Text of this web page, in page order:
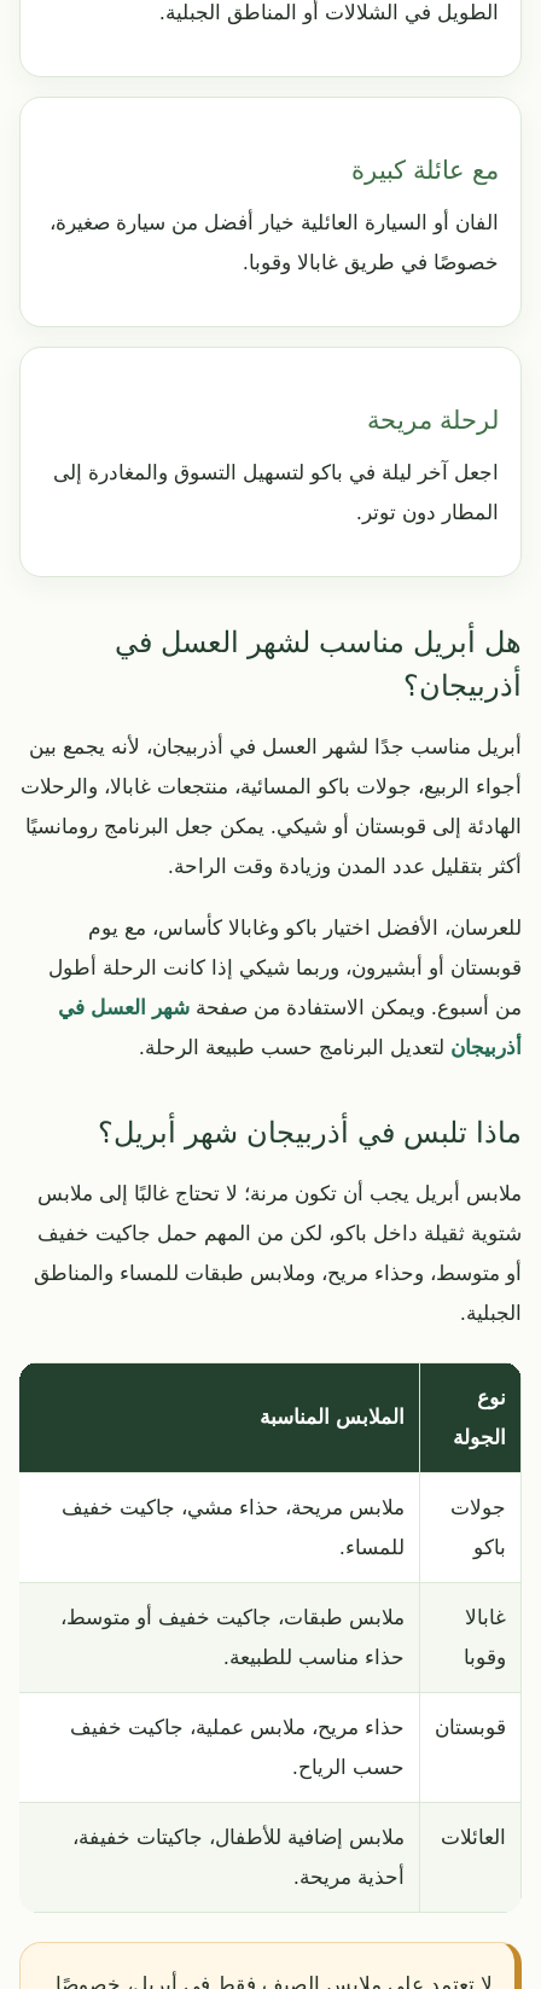
الطويل في الشلالات أو المناطق الجبلية.
مع عائلة كبيرة
الفان أو السيارة العائلية خيار أفضل من سيارة صغيرة،
خصوصًا في طريق غابالا وقوبا.
لرحلة مريحة
اجعل آخر ليلة في باكو لتسهيل التسوق والمغادرة إلى
المطار دون توتر.
هل أبريل مناسب لشهر العسل في
أذربيجان؟
أبريل مناسب جدًا لشهر العسل في أذربيجان، لأنه يجمع بين
أجواء الربيع، جولات باكو المسائية، منتجعات غابالا، والرحلات
الهادئة إلى قوبستان أو شيكي. يمكن جعل البرنامج رومانسيًا
أكثر بتقليل عدد المدن وزيادة وقت الراحة.
للعرسان، الأفضل اختيار باكو وغابالا كأساس، مع يوم
قوبستان أو أبشيرون، وربما شيكي إذا كانت الرحلة أطول
من أسبوع. ويمكن الاستفادة من صفحة شهر العسل في
أذربيجان لتعديل البرنامج حسب طبيعة الرحلة.
ماذا تلبس في أذربيجان شهر أبريل؟
ملابس أبريل يجب أن تكون مرنة؛ لا تحتاج غالبًا إلى ملابس
شتوية ثقيلة داخل باكو، لكن من المهم حمل جاكيت خفيف
أو متوسط، وحذاء مريح، وملابس طبقات للمساء والمناطق
الجبلية.
نوع
الجولة
الملابس المناسبة
جولات
باكو
ملابس مريحة، حذاء مشي، جاكيت خفيف
للمساء.
غابالا
وقوبا
ملابس طبقات، جاكيت خفيف أو متوسط،
حذاء مناسب للطبيعة.
قوبستان
حذاء مريح، ملابس عملية، جاكيت خفيف
حسب الرياح.
العائلات
ملابس إضافية للأطفال، جاكيتات خفيفة،
أحذية مريحة.